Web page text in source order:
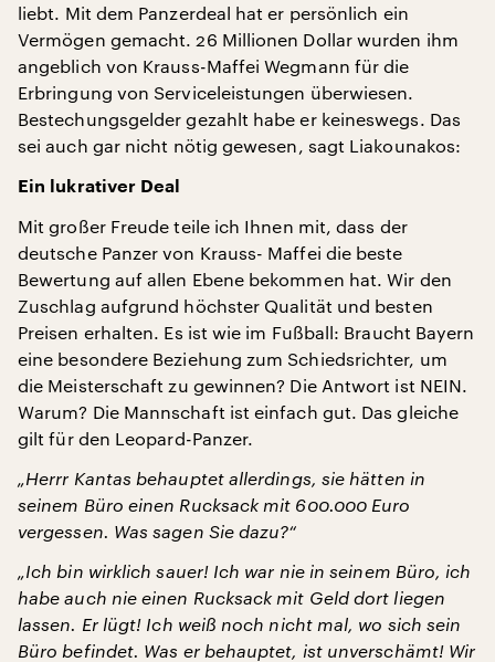
liebt. Mit dem Panzerdeal hat er persönlich ein
Vermögen gemacht. 26 Millionen Dollar wurden ihm
angeblich von Krauss-Maffei Wegmann für die
Erbringung von Serviceleistungen überwiesen.
Bestechungsgelder gezahlt habe er keineswegs. Das
sei auch gar nicht nötig gewesen, sagt Liakounakos:
Ein lukrativer Deal
Mit großer Freude teile ich Ihnen mit, dass der
deutsche Panzer von Krauss- Maffei die beste
Bewertung auf allen Ebene bekommen hat. Wir den
Zuschlag aufgrund höchster Qualität und besten
Preisen erhalten. Es ist wie im Fußball: Braucht Bayern
eine besondere Beziehung zum Schiedsrichter, um
die Meisterschaft zu gewinnen? Die Antwort ist NEIN.
Warum? Die Mannschaft ist einfach gut. Das gleiche
gilt für den Leopard-Panzer.
„Herrr Kantas behauptet allerdings, sie hätten in
seinem Büro einen Rucksack mit 600.000 Euro
vergessen. Was sagen Sie dazu?“
„Ich bin wirklich sauer! Ich war nie in seinem Büro, ich
habe auch nie einen Rucksack mit Geld dort liegen
lassen. Er lügt! Ich weiß noch nicht mal, wo sich sein
Büro befindet. Was er behauptet, ist unverschämt! Wir